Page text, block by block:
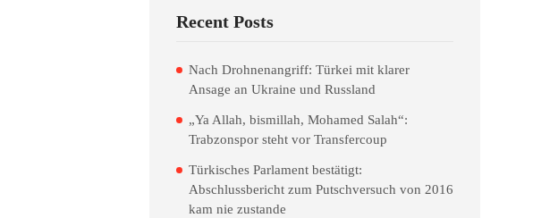
Recent Posts
Nach Drohnenangriff: Türkei mit klarer
Ansage an Ukraine und Russland
„Ya Allah, bismillah, Mohamed Salah“:
Trabzonspor steht vor Transfercoup
Türkisches Parlament bestätigt:
Abschlussbericht zum Putschversuch von 2016
kam nie zustande